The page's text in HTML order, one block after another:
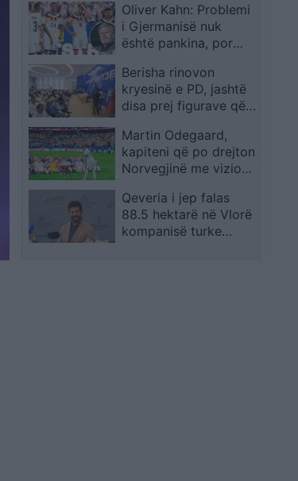
Oliver Kahn: Problemi
i Gjermanisë nuk
është pankina, por
që marrin përgjegjësi
Berisha rinovon
kryesinë e PD, jashtë
disa prej figurave që e
Rithemelim
Martin Odegaard,
kapiteni që po drejton
Norvegjinë me vizion
Qeveria i jep falas
88.5 hektarë në Vlorë
kompanisë turke